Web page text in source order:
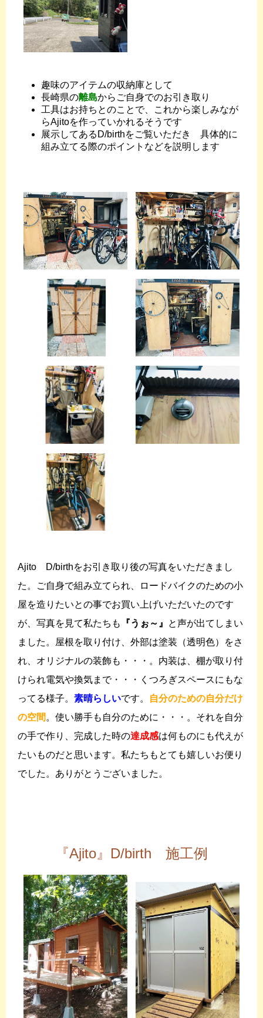
趣味のアイテムの収納庫として
長崎県の離島からご自身でのお引き取り
工具はお持ちとのことで、これから楽しみなが
らAjitoを作っていかれるそうです
展示してあるD/birthをご覧いただき 具体的に
組み立てる際のポイントなどを説明します
Ajito D/birthをお引き取り後の写真をいただきまし
た。ご自身で組み立てられ、ロードバイクのための小
屋を造りたいとの事でお買い上げいただいたのです
が、写真を見て私たちも
『うぉ～』
と声が出てしまい
ました。屋根を取り付け、外部は塗装（透明色）をさ
れ、オリジナルの装飾も・・・。内装は、棚が取り付
けられ電気や換気まで・・・くつろぎスペースにもな
ってる様子。 素晴らしいです。
自分のための自分だけ
の空間 。使い勝手も自分のために・・・。それを自分
の手で作り、完成した時の達成感は何ものにも代えが
たいものだと思います。私たちもとても嬉しいお便り
でした。ありがとうございました。
『Ajito』D/birth 施工例